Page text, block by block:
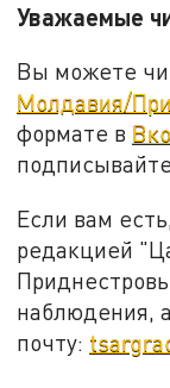
Уважаемые
Вы можете
Молдавия/
формате в
Если вам
редакцией
наблюдения,
почту: